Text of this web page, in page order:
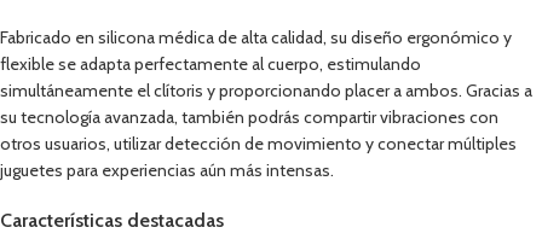
Fabricado en silicona médica de alta calidad, su diseño ergonómico y
flexible se adapta perfectamente al cuerpo, estimulando
simultáneamente el clítoris y proporcionando placer a ambos. Gracias a
su tecnología avanzada, también podrás compartir vibraciones con
otros usuarios, utilizar detección de movimiento y conectar múltiples
juguetes para experiencias aún más intensas.
Características destacadas